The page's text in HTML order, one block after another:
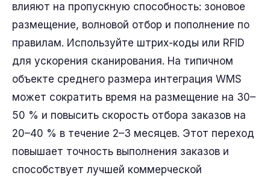
влияют на пропускную способность: зоновое
размещение, волновой отбор и пополнение по
правилам. Используйте штрих-коды или RFID
для ускорения сканирования. На типичном
объекте среднего размера интеграция WMS
может сократить время на размещение на 30–
50 % и повысить скорость отбора заказов на
20–40 % в течение 2–3 месяцев. Этот переход
повышает точность выполнения заказов и
способствует лучшей коммерческой